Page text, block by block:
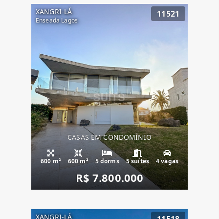
XANGRI-LÁ
Enseada Lagos
11521
CASAS EM CONDOMÍNIO
600 m² 600 m² 5 dorms 5 suítes 4 vagas
R$ 7.800.000
XANGRI-LÁ